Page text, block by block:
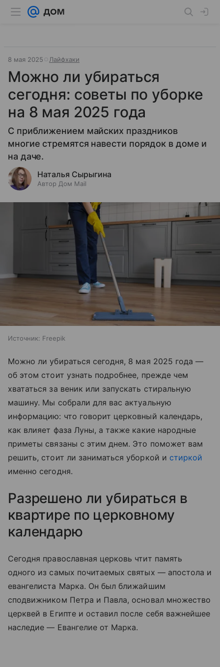
8 мая 2025 Лайфхаки
Можно ли убираться
сегодня: советы по уборке
на 8 мая 2025 года
С приближением майских праздников
многие стремятся навести порядок в доме и
на даче.
Наталья Сырыгина
Автор Дом Mail
Источник: Freepik
Можно ли убираться сегодня, 8 мая 2025 года —
об этом стоит узнать подробнее, прежде чем
хвататься за веник или запускать стиральную
машину. Мы собрали для вас актуальную
информацию: что говорит церковный календарь,
как влияет фаза Луны, а также какие народные
приметы связаны с этим днем. Это поможет вам
решить, стоит ли заниматься уборкой и стиркой
именно сегодня.
Разрешено ли убираться в
квартире по церковному
календарю
Сегодня православная церковь чтит память
одного из самых почитаемых святых — апостола и
евангелиста Марка. Он был ближайшим
сподвижником Петра и Павла, основал множество
церквей в Египте и оставил после себя важнейшее
наследие — Евангелие от Марка.